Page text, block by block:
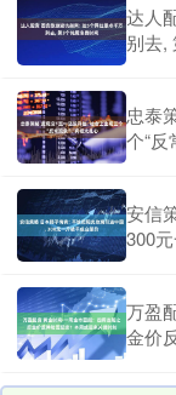
达人
别去,
忠泰
个“反
安信
300
万盈
金价